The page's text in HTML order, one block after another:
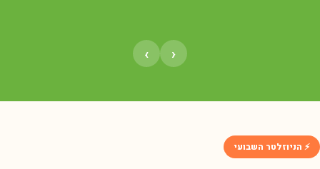
⚡ הניוזלטר השבועי